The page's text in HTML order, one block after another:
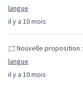
il y a 10 mois
langue
il y a 10 mois
Nouvelle proposition :
langue